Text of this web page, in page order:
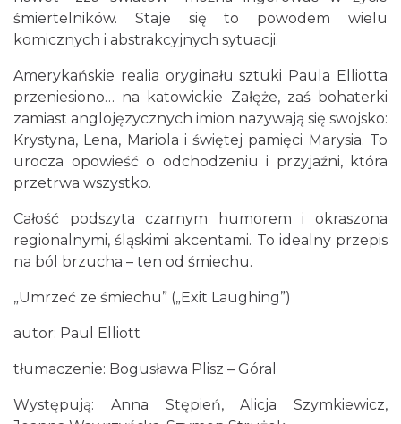
9.08.2026
Katowice
4.68 km
Alicja Majewska & Włodzimierz Korcz &
Warsaw String Quartet - Jubileusz
Katowice
śmiertelników. Staje się to powodem wielu
komicznych i abstrakcyjnych sytuacji.
Amerykańskie realia oryginału sztuki Paula Elliotta
przeniesiono… na katowickie Załęże, zaś bohaterki
zamiast anglojęzycznych imion nazywają się swojsko:
Krystyna, Lena, Mariola i świętej pamięci Marysia. To
urocza opowieść o odchodzeniu i przyjaźni, która
przetrwa wszystko.
Całość podszyta czarnym humorem i okraszona
regionalnymi, śląskimi akcentami. To idealny przepis
na ból brzucha – ten od śmiechu.
„Umrzeć ze śmiechu” („Exit Laughing”)
autor: Paul Elliott
tłumaczenie: Bogusława Plisz – Góral
Występują: Anna Stępień, Alicja Szymkiewicz,